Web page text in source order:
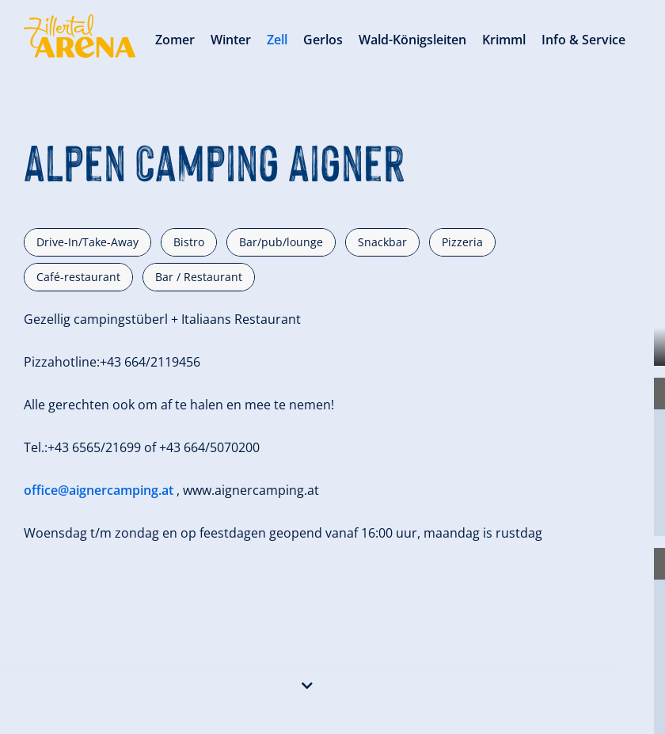
Alpen Camping Aigner
Drive-In/Take-Away Bistro Bar/pub/lounge Snackbar Pizzeria
Café-restaurant Bar / Restaurant
Gezellig campingstüberl + Italiaans Restaurant
Pizzahotline:+43 664/2119456
Alle gerechten ook om af te halen en mee te nemen!
Tel.:+43 6565/21699 of +43 664/5070200
office@aignercamping.at , www.aignercamping.at
Woensdag t/m zondag en op feestdagen geopend vanaf 16:00 uur, maandag is rustdag
Zomer Winter Zell Gerlos Wald-Königsleiten Krimml Info & Service